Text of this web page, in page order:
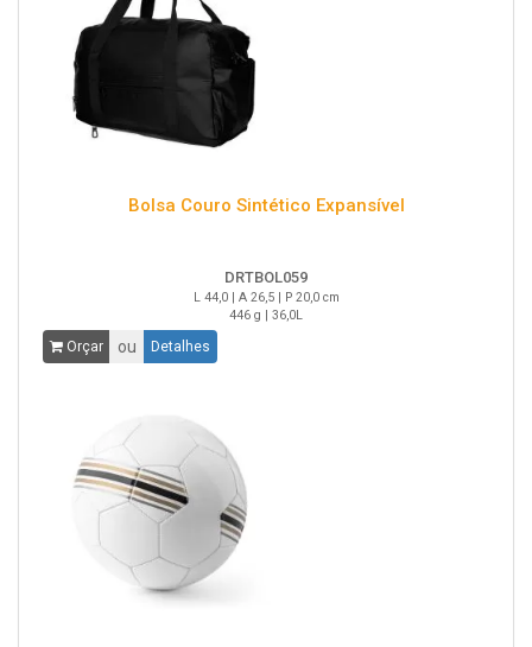
Bolsa Couro Sintético Expansível
DRTBOL059
L 44,0 | A 26,5 | P 20,0 cm
446 g | 36,0L
Orçar ou Detalhes